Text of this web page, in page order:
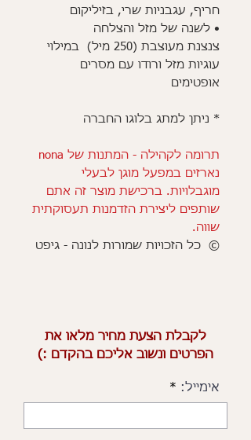
חריף, עגבניות שרי, בזיליקום
• לשנה של מזל והצלחה
צנצנת מעוצבת (250 מיל) במילוי
עוגיות מזל ורודו עם מסרים
אופטימים
* ניתן למתג בלוגו החברה
תרומה לקהילה - המתנות של nona
נארזים במפעל מוגן לבעלי
מוגבלויות. ברכישת מוצר זה אתם
שותפים ליצירת הזדמנות תעסוקתית
שווה.
© כל הזכויות שמורות לנונה - גיפט
לקבלת הצעת מחיר מלאו את
הפרטים ונשוב אליכם בהקדם :)
אימייל: